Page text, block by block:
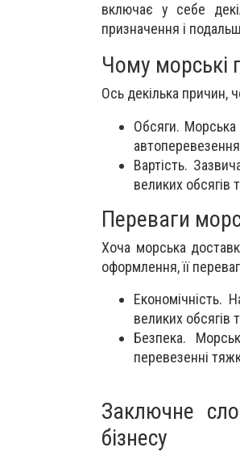
включає у себе
призначення і
Чому морські
Ось декілька причин,
Обсяги. Морська
Вартість.
великих обсягів
Переваги
Хоча морська
оформлення, її
Економічність.
великих обсягів
Безпека.
перевезенні
Заключне
бізнесу